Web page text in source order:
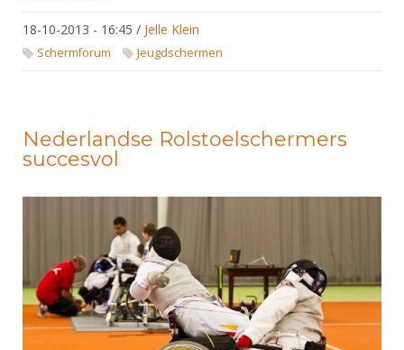
18-10-2013 - 16:45 / Jelle Klein
Schermforum Jeugdschermen
Nederlandse Rolstoelschermers
succesvol